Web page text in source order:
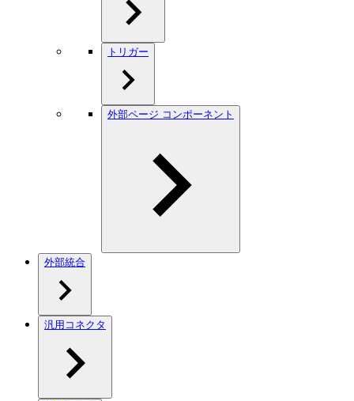
トリガー
外部ページ コンポーネント
外部統合
汎用コネクタ